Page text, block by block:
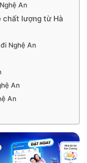
An
chất lượng từ Hà
Nghệ An
An
An